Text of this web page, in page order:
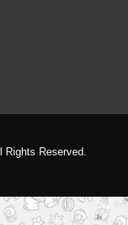
Rights Reserved.